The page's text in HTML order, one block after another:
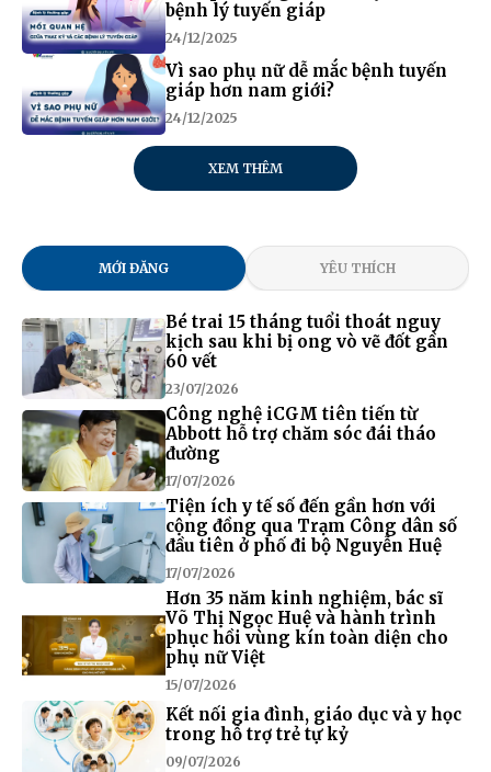
bệnh lý tuyến giáp
24/12/2025
Vì sao phụ nữ dễ mắc bệnh tuyến
giáp hơn nam giới?
24/12/2025
XEM THÊM
MỚI ĐĂNG YÊU THÍCH
Bé trai 15 tháng tuổi thoát nguy
kịch sau khi bị ong vò vẽ đốt gần
60 vết
23/07/2026
Công nghệ iCGM tiên tiến từ
Abbott hỗ trợ chăm sóc đái tháo
đường
17/07/2026
Tiện ích y tế số đến gần hơn với
cộng đồng qua Trạm Công dân số
đầu tiên ở phố đi bộ Nguyễn Huệ
17/07/2026
Hơn 35 năm kinh nghiệm, bác sĩ
Võ Thị Ngọc Huệ và hành trình
phục hồi vùng kín toàn diện cho
phụ nữ Việt
15/07/2026
Kết nối gia đình, giáo dục và y học
trong hỗ trợ trẻ tự kỷ
09/07/2026